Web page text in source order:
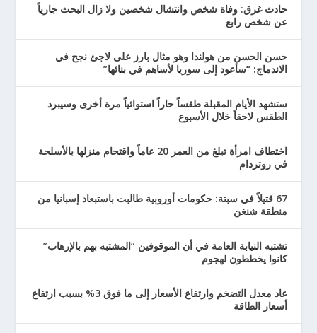
حادث غرق: وفاة شخص وانتشال شخصين ولا زال البحث جارياً
عن شخص رابع
حسن الحسن من هولندا وهو مثال بارز على لاجئ نجح في
الاندماج: “سأعود إلى سوريا لأساهم في بنائها”
ستشهد الأيام المقبلة طقساً حاراً استوائياً مرة أخرى وسيبرد
الطقس لاحقاً خلال الأسبوع
اختطاف امرأة تبلغ من العمر 20 عاماً واقتحام منزلها بالأسلحة
في روتردام
67 قتيلاً في سبتة: حكومات أوروبية طالبت باستبعاد إسبانيا من
منطقة شنغن
تشتبه النيابة العامة في أن الموقوفين “المشتبه بهم بالإرهاب”
كانوا يخططون لهجوم
عاد معدل التضخم وارتفاع الأسعار إلى ما فوق 3% بسبب ارتفاع
أسعار الطاقة